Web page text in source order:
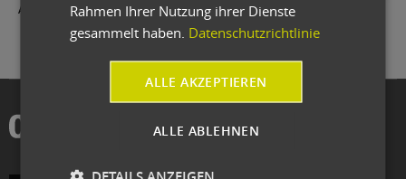
Abb: oxaion business modeler: Der Prozess Designer
Rahmen Ihrer Nutzung ihrer Dienste
gesammelt haben. Datenschutzrichtlinie
ALLE AKZEPTIEREN
ALLE ABLEHNEN